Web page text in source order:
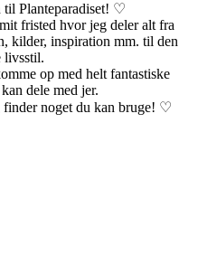
til Planteparadiset! ♡
fristed hvor jeg deler alt fra
kilder, inspiration mm. til den
livsstil.
op med helt fantastiske
dele med jer.
finder noget du kan bruge! ♡